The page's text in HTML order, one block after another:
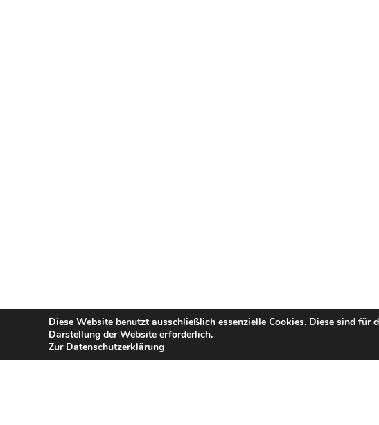
Diese Website benutzt ausschließlich essenzielle Cookies. Diese sind
Darstellung der Website erforderlich.
Zur Datenschutzerklärung